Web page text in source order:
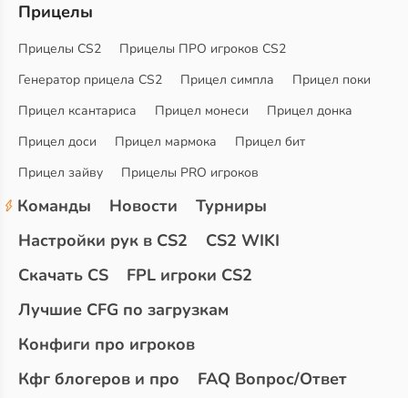
Прицелы
Прицелы CS2
Прицелы ПРО игроков CS2
Генератор прицела CS2
Прицел симпла
Прицел поки
Прицел ксантариса
Прицел монеси
Прицел донка
Прицел доси
Прицел мармока
Прицел бит
Прицел зайву
Прицелы PRO игроков
Команды Новости
Турниры
Настройки рук в CS2
CS2 WIKI
Скачать CS
FPL игроки CS2
Лучшие CFG по загрузкам
Конфиги про игроков
Кфг блогеров и про
FAQ Вопрос/Ответ